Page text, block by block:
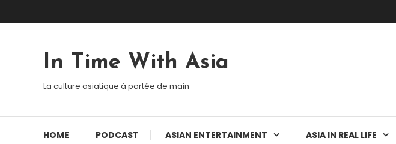
In Time With Asia
La culture asiatique à portée de main
HOME PODCAST ASIAN ENTERTAINMENT ASIA IN REAL LIFE